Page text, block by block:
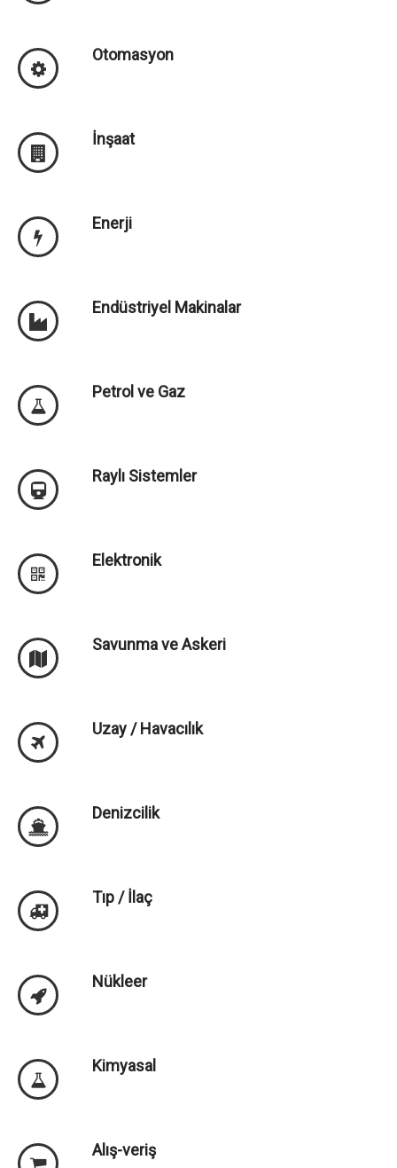
Otomasyon
İnşaat
Enerji
Endüstriyel Makinalar
Petrol ve Gaz
Raylı Sistemler
Elektronik
Savunma ve Askeri
Uzay / Havacılık
Denizcilik
Tıp / İlaç
Nükleer
Kimyasal
Alış-veriş